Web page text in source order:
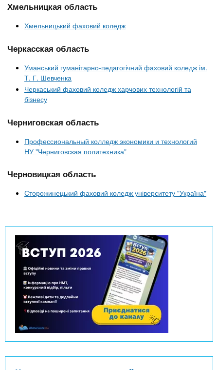
Хмельницкая область
Хмельницький фаховий коледж
Черкасская область
Уманський гуманітарно-педагогічний фаховий коледж ім.
Т. Г. Шевченка
Черкаський фаховий коледж харчових технологій та
бізнесу
Черниговская область
Профессиональный колледж экономики и технологий
НУ "Черниговская политехника"
Черновицкая область
Сторожинецький фаховий коледж університету "Україна"